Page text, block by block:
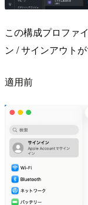
この構成プロファ
ン / サインアウト
適用前